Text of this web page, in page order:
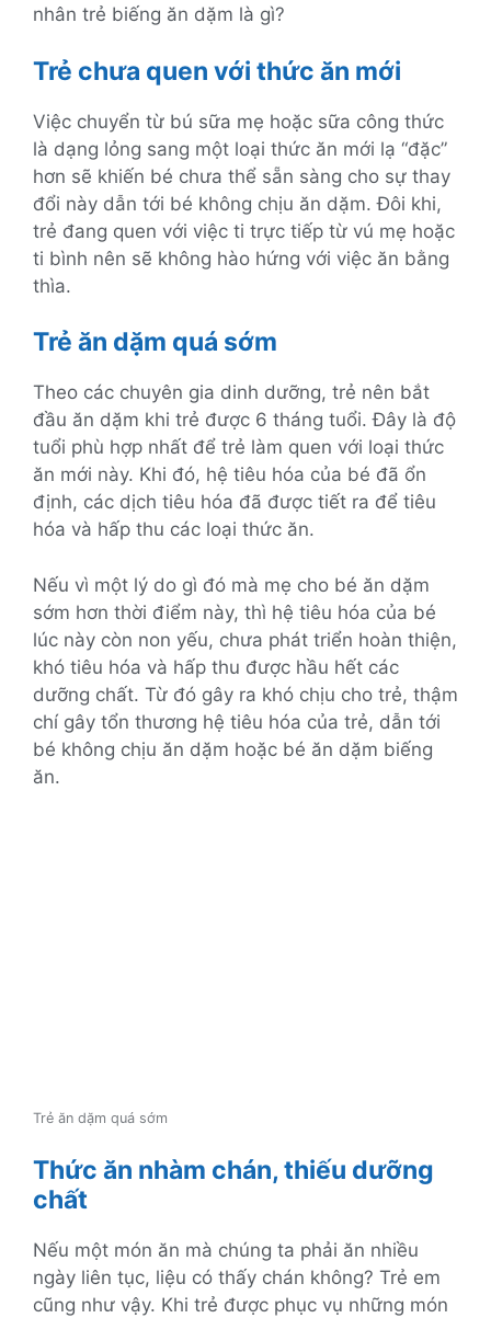
nhân trẻ biếng ăn dặm là gì?
Trẻ chưa quen với thức ăn mới
Việc chuyển từ bú sữa mẹ hoặc sữa công thức
là dạng lỏng sang một loại thức ăn mới lạ “đặc”
hơn sẽ khiến bé chưa thể sẵn sàng cho sự thay
đổi này dẫn tới bé không chịu ăn dặm. Đôi khi,
trẻ đang quen với việc ti trực tiếp từ vú mẹ hoặc
ti bình nên sẽ không hào hứng với việc ăn bằng
thìa.
Trẻ ăn dặm quá sớm
Theo các chuyên gia dinh dưỡng, trẻ nên bắt
đầu ăn dặm khi trẻ được 6 tháng tuổi. Đây là độ
tuổi phù hợp nhất để trẻ làm quen với loại thức
ăn mới này. Khi đó, hệ tiêu hóa của bé đã ổn
định, các dịch tiêu hóa đã được tiết ra để tiêu
hóa và hấp thu các loại thức ăn.
Nếu vì một lý do gì đó mà mẹ cho bé ăn dặm
sớm hơn thời điểm này, thì hệ tiêu hóa của bé
lúc này còn non yếu, chưa phát triển hoàn thiện,
khó tiêu hóa và hấp thu được hầu hết các
dưỡng chất. Từ đó gây ra khó chịu cho trẻ, thậm
chí gây tổn thương hệ tiêu hóa của trẻ, dẫn tới
bé không chịu ăn dặm hoặc bé ăn dặm biếng
ăn.
Trẻ ăn dặm quá sớm
Thức ăn nhàm chán, thiếu dưỡng
chất
Nếu một món ăn mà chúng ta phải ăn nhiều
ngày liên tục, liệu có thấy chán không? Trẻ em
cũng như vậy. Khi trẻ được phục vụ những món